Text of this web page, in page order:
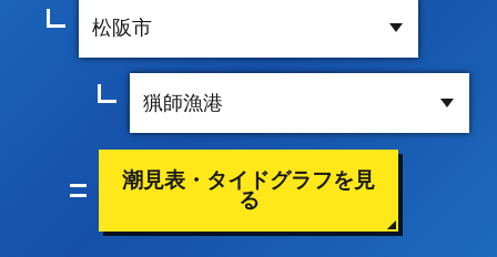
潮見表・タイドグラフを見
る